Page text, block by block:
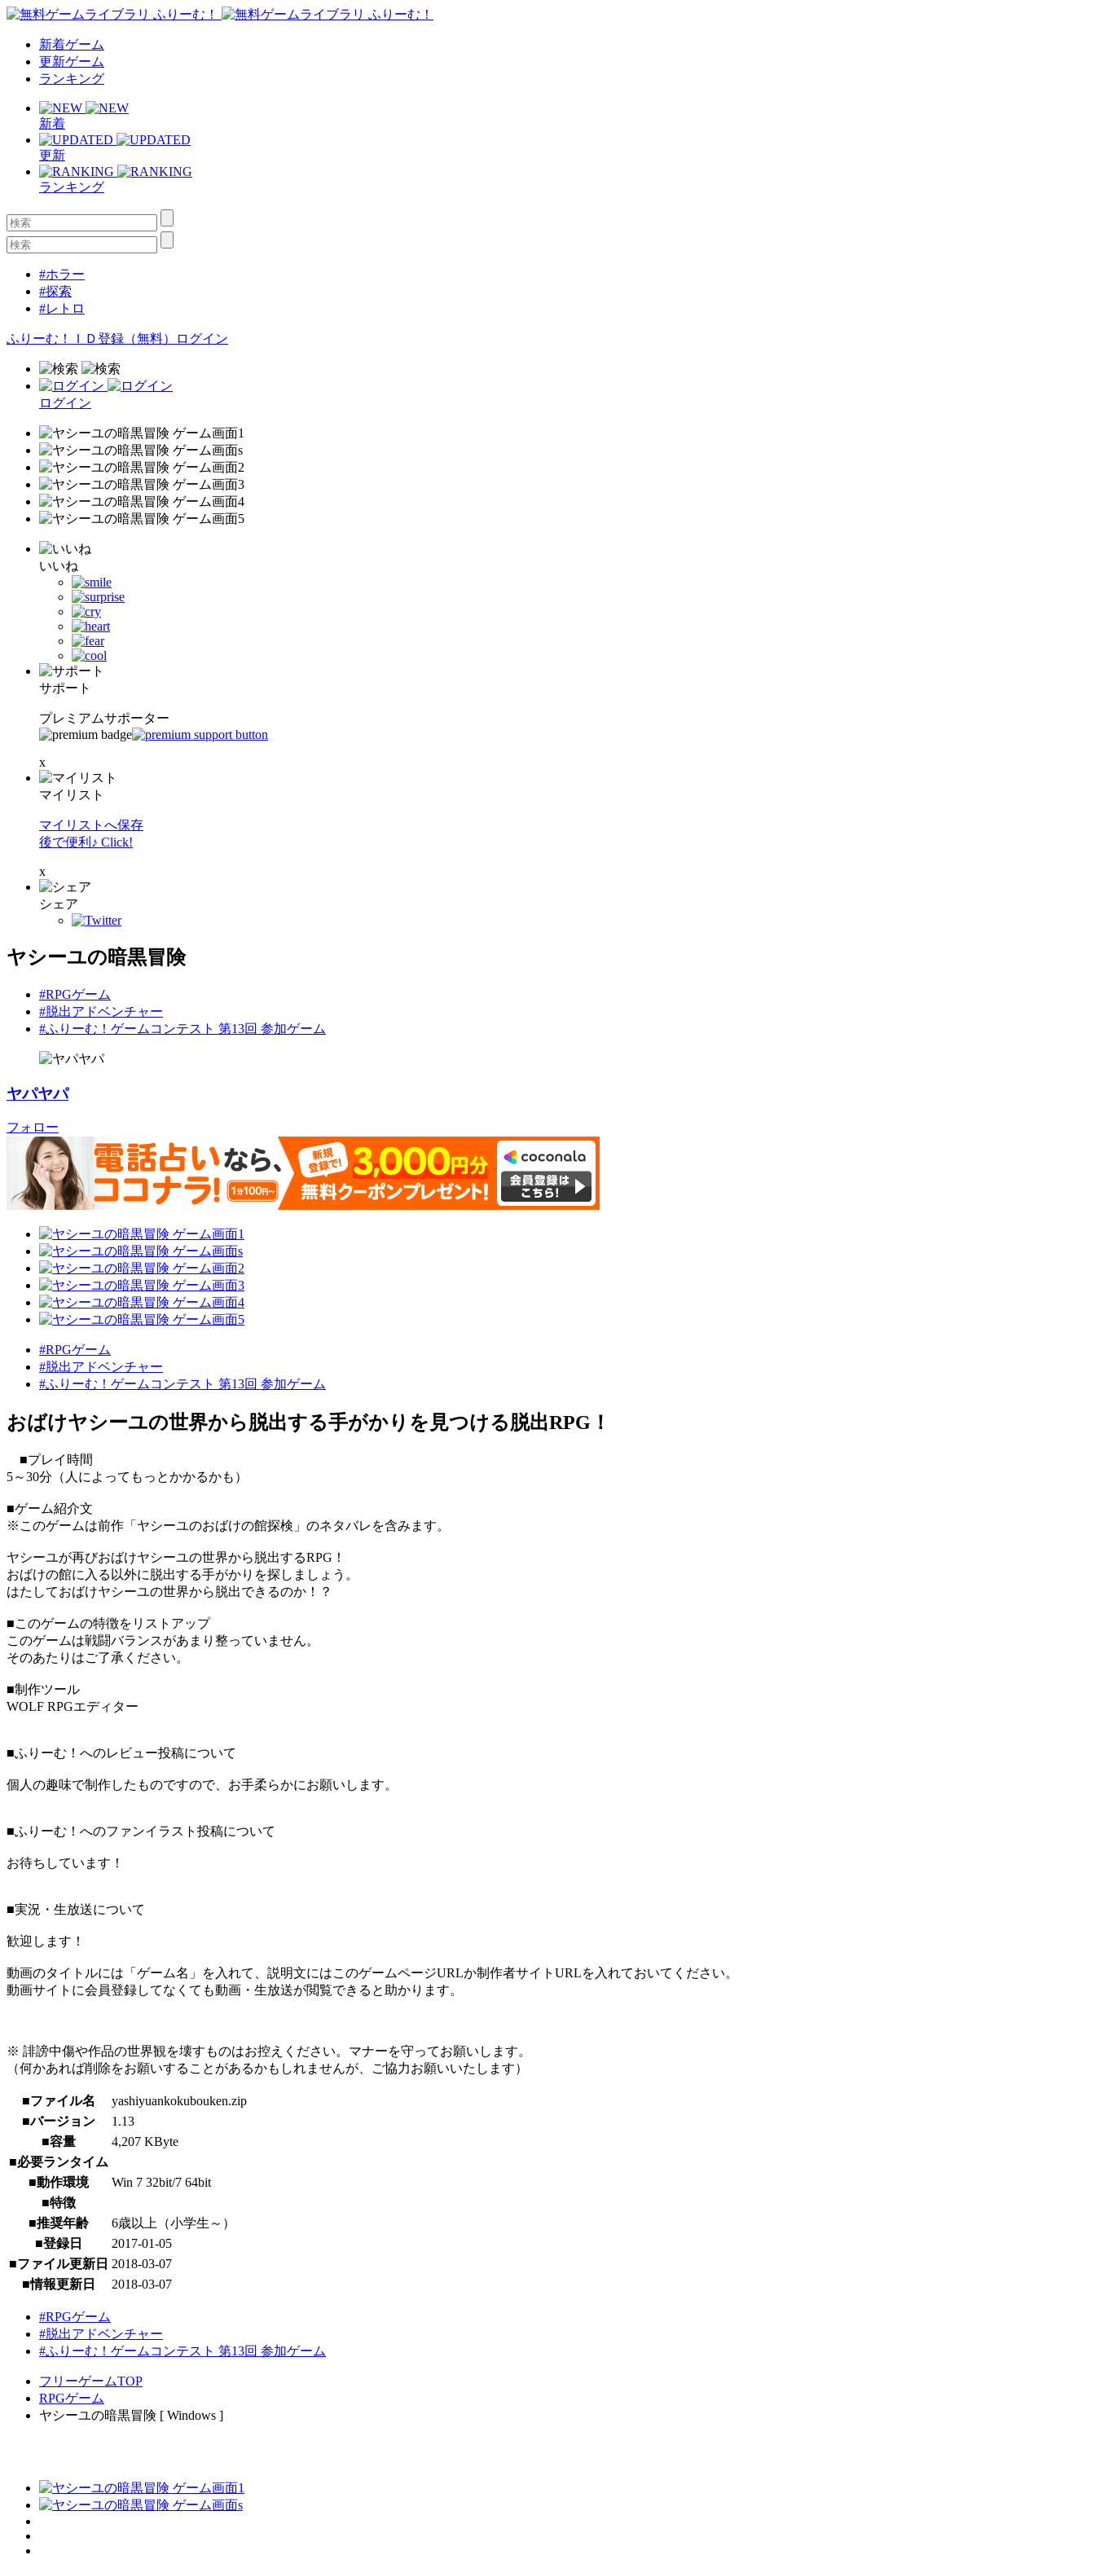
新着ゲーム
更新ゲーム
ランキング
新着
更新
ランキング
#ホラー
#探索
#レトロ
ふりーむ！ＩＤ登録（無料） ログイン
ログイン
いいね
サポート
プレミアムサポーター
x
マイリスト
マイリストへ保存
後で便利♪ Click!
x
シェア
ヤシーユの暗黒冒険
#RPGゲーム
#脱出アドベンチャー
#ふりーむ！ゲームコンテスト 第13回 参加ゲーム
ヤパヤパ
フォロー
#RPGゲーム
#脱出アドベンチャー
#ふりーむ！ゲームコンテスト 第13回 参加ゲーム
おばけヤシーユの世界から脱出する手がかりを見つける脱出RPG！
■プレイ時間
5～30分（人によってもっとかかるかも）
■ゲーム紹介文
※このゲームは前作「ヤシーユのおばけの館探検」のネタバレを含みます。
ヤシーユが再びおばけヤシーユの世界から脱出するRPG！
おばけの館に入る以外に脱出する手がかりを探しましょう。
はたしておばけヤシーユの世界から脱出できるのか！？
■このゲームの特徴をリストアップ
このゲームは戦闘バランスがあまり整っていません。
そのあたりはご了承ください。
■制作ツール
WOLF RPGエディター
■ふりーむ！へのレビュー投稿について
個人の趣味で制作したものですので、お手柔らかにお願いします。
■ふりーむ！へのファンイラスト投稿について
お待ちしています！
■実況・生放送について
歓迎します！
動画のタイトルには「ゲーム名」を入れて、説明文にはこのゲームページURLか制作者サイトURLを入れておいてください。
動画サイトに会員登録してなくても動画・生放送が閲覧できると助かります。
※ 誹謗中傷や作品の世界観を壊すものはお控えください。マナーを守ってお願いします。
（何かあれば削除をお願いすることがあるかもしれませんが、ご協力お願いいたします）
■ファイル名
yashiyuankokubouken.zip
■バージョン
1.13
■容量
4,207 KByte
■必要ランタイム
■動作環境
Win 7 32bit/7 64bit
■特徴
■推奨年齢
6歳以上（小学生～）
■登録日
2017-01-05
■ファイル更新日 2018-03-07
■情報更新日
2018-03-07
#RPGゲーム
#脱出アドベンチャー
#ふりーむ！ゲームコンテスト 第13回 参加ゲーム
フリーゲームTOP
RPGゲーム
ヤシーユの暗黒冒険 [ Windows ]